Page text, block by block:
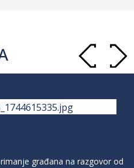
građana na razgovor od